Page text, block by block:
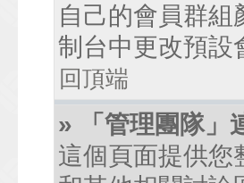
自己的會員群
制台中更改預設
回頂端
» 「管理團隊」
這個頁面提供您